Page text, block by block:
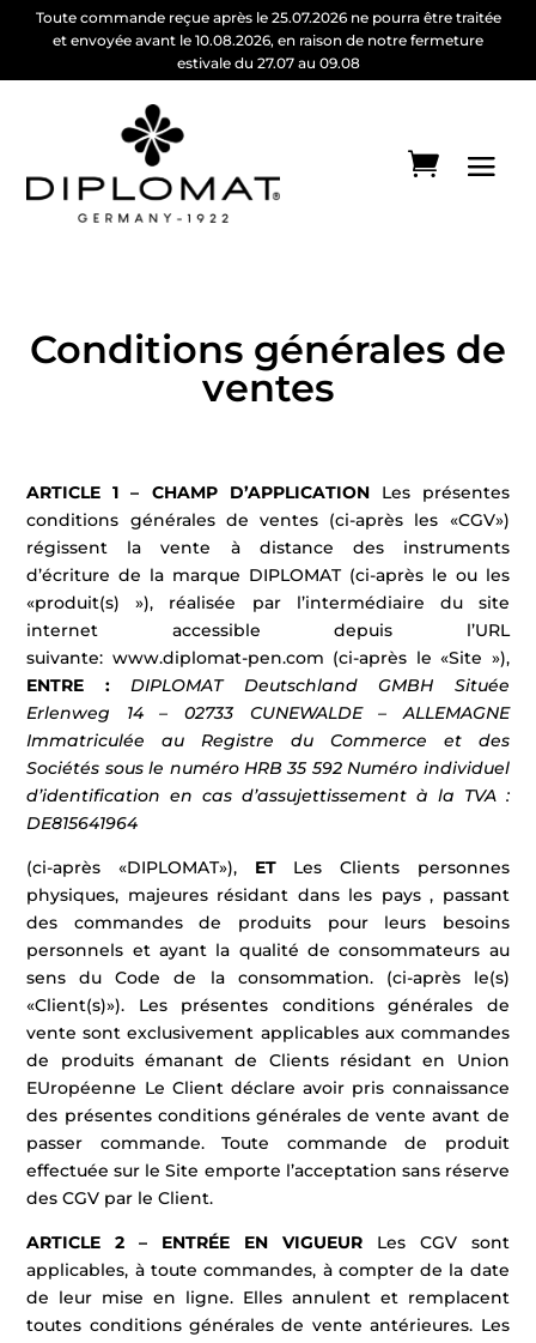
Toute commande reçue après le 25.07.2026 ne pourra être traitée
et envoyée avant le 10.08.2026, en raison de notre fermeture
estivale du 27.07 au 09.08
Conditions générales de
ventes
ARTICLE 1 – CHAMP D’APPLICATIONLes présentes
conditions générales de ventes (ci-après les «CGV»)
régissent la vente à distance des instruments
d’écriture de la marque DIPLOMAT (ci-après le ou les
«produit(s) »), réalisée par l’intermédiaire du site
internet accessible depuis l’URL
suivante: www.diplomat-pen.com (ci-après le «Site »),
ENTRE :
DIPLOMAT Deutschland GMBH Située
Erlenweg 14 – 02733 CUNEWALDE – ALLEMAGNE
Immatriculée au Registre du Commerce et des
Sociétés sous le numéro HRB 35 592 Numéro individuel
d’identification en cas d’assujettissement à la TVA :
DE815641964
(ci-après «DIPLOMAT»), ETLes Clients personnes
physiques, majeures résidant dans les pays , passant
des commandes de produits pour leurs besoins
personnels et ayant la qualité de consommateurs au
sens du Code de la consommation. (ci-après le(s)
«Client(s)»). Les présentes conditions générales de
vente sont exclusivement applicables aux commandes
de produits émanant de Clients résidant en Union
EUropéenne Le Client déclare avoir pris connaissance
des présentes conditions générales de vente avant de
passer commande. Toute commande de produit
effectuée sur le Site emporte l’acceptation sans réserve
des CGV par le Client.
ARTICLE 2 – ENTRÉE EN VIGUEURLes CGV sont
applicables, à toute commandes, à compter de la date
de leur mise en ligne. Elles annulent et remplacent
toutes conditions générales de vente antérieures. Les